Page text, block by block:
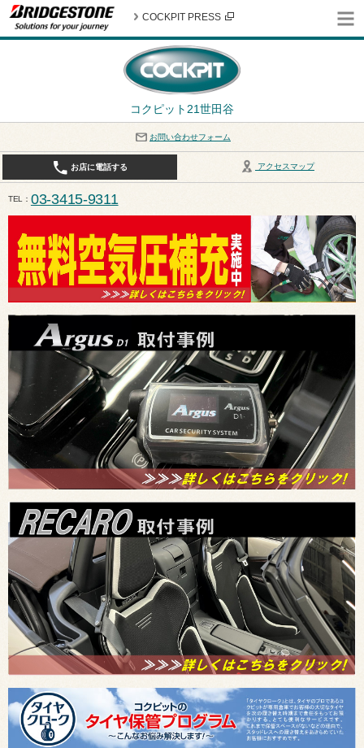
コクピット21世田谷
COCKPIT PRESS
お問い合わせフォーム
アクセスマップ
お店に電話する
TEL 03-3415-9311
平日10:30〜19:00 作業受付終了は17:30になります。 / 定休日：8月定休日は火曜日、水曜日とな
ます。ご注意ください。